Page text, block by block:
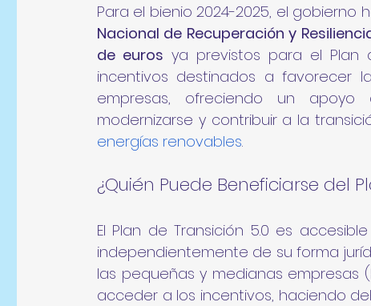
Para el bienio 2024-2025, el gobierno
Nacional de Recuperación y Resiliencia
de euros ya previstos para el Plan
incentivos destinados a favorecer
empresas, ofreciendo un
modernizarse y contribuir a la
energías renovables.
¿Quién Puede Beneficiarse del
El Plan de Transición 5.0 es
independientemente de su forma
las pequeñas y medianas empresas
acceder a los incentivos, haciendo